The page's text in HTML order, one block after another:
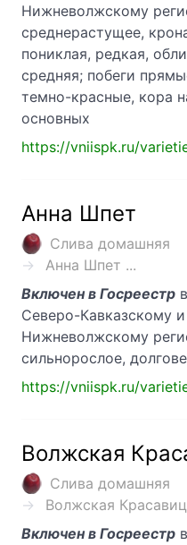
Нижневолжскому
среднерастущее,
пониклая, редкая,
средняя; побеги
темно-красные, кора
основных
https://vniispk.ru/
Анна Шпет
Слива домашняя
Анна Шпет ...
Включен в Госреестр
Северо-Кавказскому и
Нижневолжскому
сильнорослое,
https://vniispk.ru/
Волжская
Слива домашняя
Волжская
Включен в Госреестр